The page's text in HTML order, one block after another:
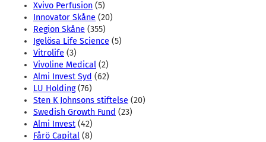
Xvivo Perfusion (5)
Innovator Skåne (20)
Region Skåne (355)
Igelösa Life Science (5)
Vitrolife (3)
Vivoline Medical (2)
Almi Invest Syd (62)
LU Holding(76)
Sten K Johnsons stiftelse (20)
Swedish Growth Fund (23)
Almi Invest (42)
Fårö Capital (8)